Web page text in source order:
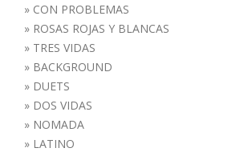
» CON PROBLEMAS
» ROSAS ROJAS Y BLANCAS
» TRES VIDAS
» BACKGROUND
» DUETS
» DOS VIDAS
» NOMADA
» LATINO